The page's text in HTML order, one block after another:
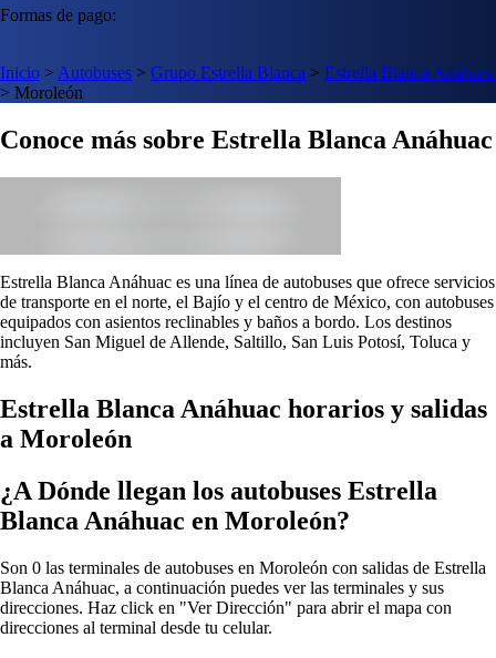
Formas de pago:
Inicio > Autobuses > Grupo Estrella Blanca > Estrella Blanca Anáhuac
> Moroleón
Conoce más sobre Estrella Blanca Anáhuac
Estrella Blanca Anáhuac es una línea de autobuses que ofrece servicios
de transporte en el norte, el Bajío y el centro de México, con autobuses
equipados con asientos reclinables y baños a bordo. Los destinos
incluyen San Miguel de Allende, Saltillo, San Luis Potosí, Toluca y
más.
Estrella Blanca Anáhuac horarios y salidas
a Moroleón
¿A Dónde llegan los autobuses Estrella
Blanca Anáhuac en Moroleón?
Son 0 las terminales de autobuses en Moroleón con salidas de Estrella
Blanca Anáhuac, a continuación puedes ver las terminales y sus
direcciones. Haz click en "Ver Dirección" para abrir el mapa con
direcciones al terminal desde tu celular.